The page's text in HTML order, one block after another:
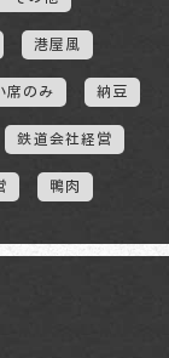
港屋風
席のみ 納豆
鉄道会社経営
鴨肉